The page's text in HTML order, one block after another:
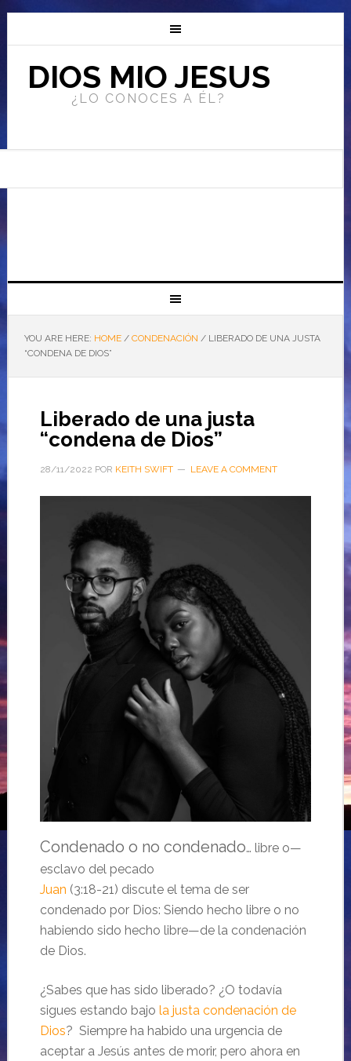
DIOS MIO JESUS
¿LO CONOCES A ÉL?
YOU ARE HERE: HOME / CONDENACIÓN /LIBERADO DE UNA JUSTA
“CONDENA DE DIOS”
Liberado de una justa
“condena de Dios”
28/11/2022 POR KEITH SWIFT LEAVE A COMMENT
Condenado o no condenado… libre o—
esclavo del pecado
Juan (3:18-21) discute el tema de ser
condenado por Dios: Siendo hecho libre o no
habiendo sido hecho libre—de la condenación
de Dios.
¿Sabes que has sido liberado? ¿O todavía
sigues estando bajo la justa condenación de
Dios? Siempre ha habido una urgencia de
aceptar a Jesús antes de morir, pero ahora en